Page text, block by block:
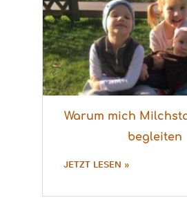
Warum mich
begleiten
JETZT LESEN »